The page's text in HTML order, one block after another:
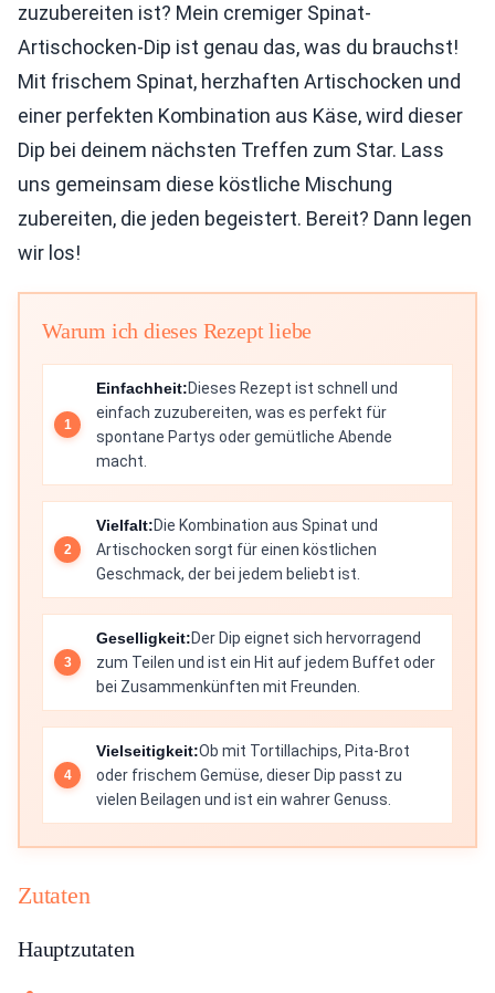
zuzubereiten ist? Mein cremiger Spinat-
Artischocken-Dip ist genau das, was du brauchst!
Mit frischem Spinat, herzhaften Artischocken und
einer perfekten Kombination aus Käse, wird dieser
Dip bei deinem nächsten Treffen zum Star. Lass
uns gemeinsam diese köstliche Mischung
zubereiten, die jeden begeistert. Bereit? Dann legen
wir los!
Warum ich dieses Rezept liebe
Einfachheit:Dieses Rezept ist schnell und
einfach zuzubereiten, was es perfekt für
spontane Partys oder gemütliche Abende
macht.
Vielfalt:Die Kombination aus Spinat und
Artischocken sorgt für einen köstlichen
Geschmack, der bei jedem beliebt ist.
Geselligkeit:Der Dip eignet sich hervorragend
zum Teilen und ist ein Hit auf jedem Buffet oder
bei Zusammenkünften mit Freunden.
Vielseitigkeit:Ob mit Tortillachips, Pita-Brot
oder frischem Gemüse, dieser Dip passt zu
vielen Beilagen und ist ein wahrer Genuss.
Zutaten
Hauptzutaten